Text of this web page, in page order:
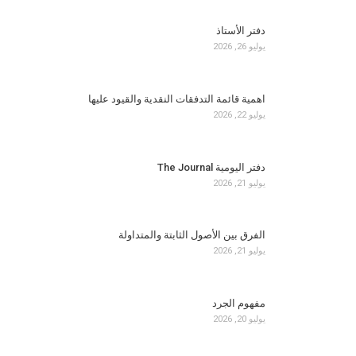
دفتر الأستاذ
يوليو 26, 2026
اهمية قائمة التدفقات النقدية والقيود عليها
يوليو 22, 2026
دفتر اليومية The Journal
يوليو 21, 2026
الفرق بين الأصول الثابتة والمتداولة
يوليو 21, 2026
مفهوم الجرد
يوليو 20, 2026